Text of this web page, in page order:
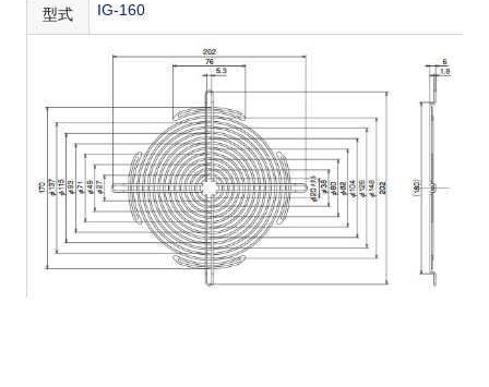
型式 IG-160